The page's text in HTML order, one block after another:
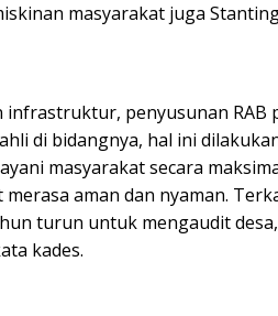
masyarakat juga
penyusunan RAB
di bidangnya, hal ini
masyarakat secara
merasa aman dan nyaman.
turun untuk mengaudit
kades.